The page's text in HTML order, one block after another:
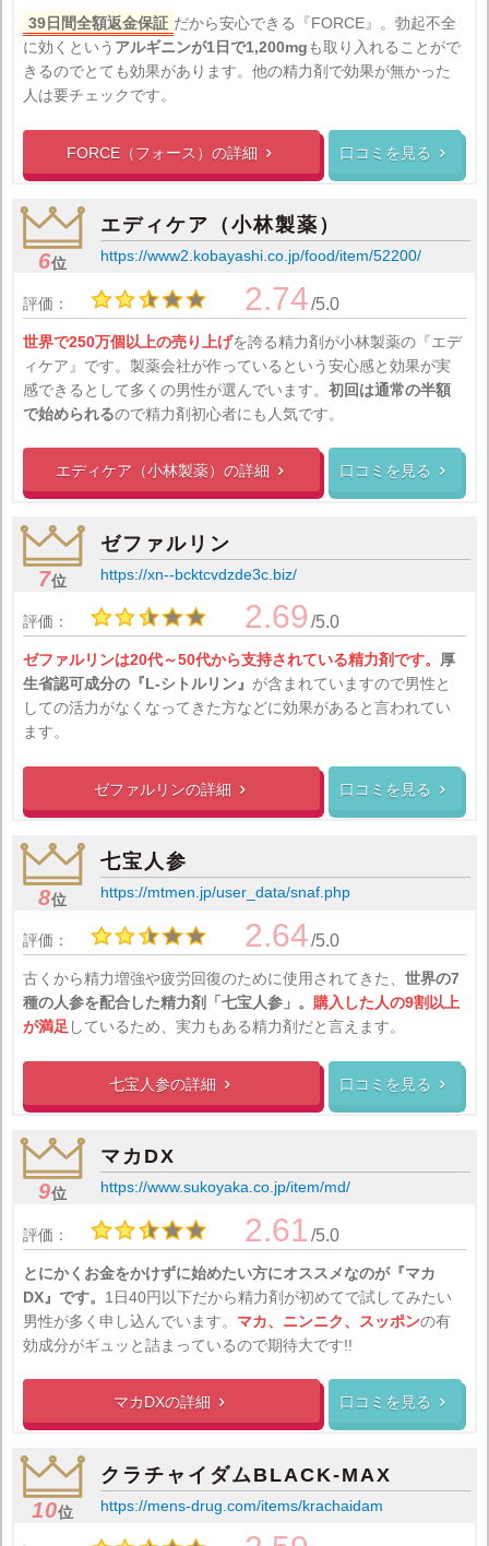
39日間全額返金保証 だから安心できる『FORCE』。勃起不全
に効くという アルギニンが1日で1,200mgも取り入れることがで
きるのでとても効果があります。他の精力剤で効果が無かった
人は要チェックです。
FORCE（フォース）の詳細  口コミを見る 
6位
エディケア（小林製薬）
https://www2.kobayashi.co.jp/food/item/52200/
評価： 2.74/5.0
世界で250万個以上の売り上げを誇る精力剤が小林製薬の『エデ
ィケア』です。製薬会社が作っているという安心感と効果が実
感できるとして多くの男性が選んでいます。初回は通常の半額
で始められるので精力剤初心者にも人気です。
エディケア（小林製薬）の詳細  口コミを見る 
7位
ゼファルリン
https://xn--bcktcvdzde3c.biz/
評価： 2.69 /5.0
ゼファルリンは20代～50代から支持されている精力剤です。 厚
生省認可成分の『L-シトルリン』 が含まれていますので男性と
しての活力がなくなってきた方などに効果があると言われてい
ます。
ゼファルリンの詳細  口コミを見る 
8位
七宝人参
https://mtmen.jp/user_data/snaf.php
評価： 2.64/5.0
古くから精力増強や疲労回復のために使用されてきた、世界の7
種の人参を配合した精力剤「七宝人参」。
購入した人の9割以上
が満足 しているため、実力もある精力剤だと言えます。
七宝人参の詳細  口コミを見る 
9位
マカDX
https://www.sukoyaka.co.jp/item/md/
評価： 2.61 /5.0
とにかくお金をかけずに始めたい方にオススメなのが『マカ
DX』です。 1日40円以下だから精力剤が初めてで試してみたい
男性が多く申し込んでいます。 マカ、ニンニク、スッポンの有
効成分がギュッと詰まっているので期待大です!!
マカDXの詳細  口コミを見る 
10位
クラチャイダムBLACK-MAX
https://mens-drug.com/items/krachaidam